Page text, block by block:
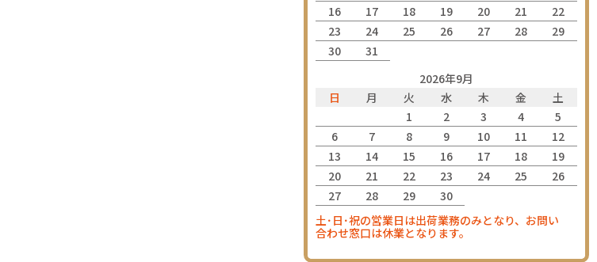
16
17 18 19 20 21
22
23
24 25 26 27 28
29
30
31
2026年9月
日
月 火 水 木 金
土
1
2 3 4
5
6
7 8 9 10 11
12
13
14 15 16 17 18
19
20
21 22 23 24 25
26
27
28 29
30
土･日･祝の営業日は出荷業務のみとなり、お問い
合わせ窓口は休業となります。